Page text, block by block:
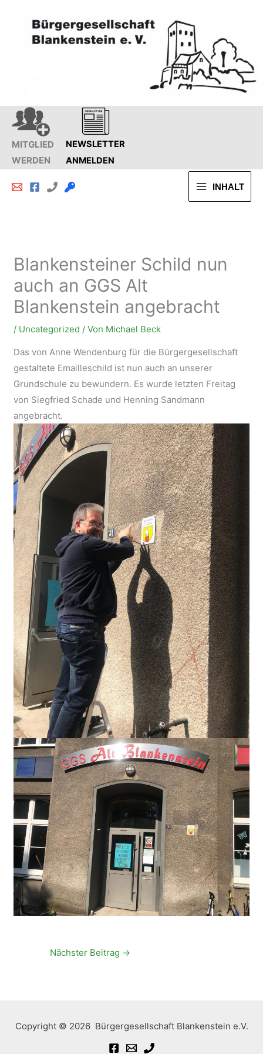
springen
MITGLIED
WERDEN
NEWSLETTER
ANMELDEN
INHALT
Blankensteiner Schild nun
auch an GGS Alt
Blankenstein angebracht
/ Uncategorized / Von Michael Beck
Das von Anne Wendenburg für die Bürgergesellschaft
gestaltete Emailleschild ist nun auch an unserer
Grundschule zu bewundern. Es wurde letzten Freitag
von Siegfried Schade und Henning Sandmann
angebracht.
Nächster Beitrag →
Copyright © 2026 Bürgergesellschaft Blankenstein e.V.